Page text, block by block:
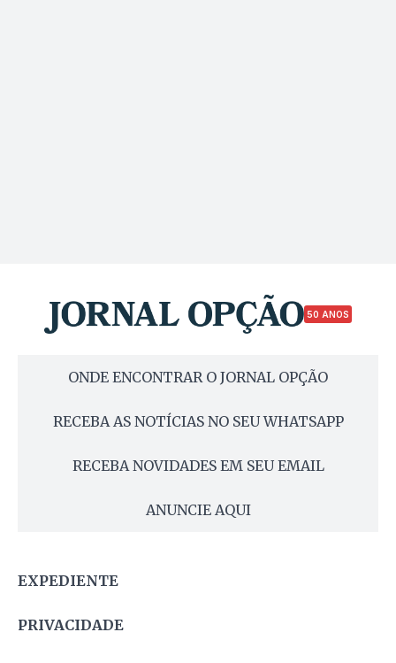
50 ANOS
ONDE ENCONTRAR O JORNAL OPÇÃO
RECEBA AS NOTÍCIAS NO SEU WHATSAPP
RECEBA NOVIDADES EM SEU EMAIL
ANUNCIE AQUI
EXPEDIENTE
PRIVACIDADE